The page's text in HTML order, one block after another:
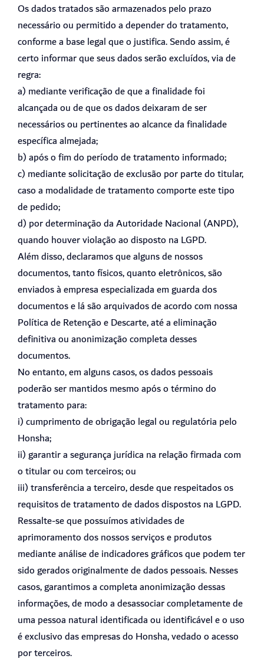
Os dados tratados são armazenados pelo prazo
necessário ou permitido a depender do tratamento,
conforme a base legal que o justifica. Sendo assim, é
certo informar que seus dados serão excluídos, via de
regra:
a) mediante verificação de que a finalidade foi
alcançada ou de que os dados deixaram de ser
necessários ou pertinentes ao alcance da finalidade
específica almejada;
b) após o fim do período de tratamento informado;
c) mediante solicitação de exclusão por parte do titular,
caso a modalidade de tratamento comporte este tipo
de pedido;
d) por determinação da Autoridade Nacional (ANPD),
quando houver violação ao disposto na LGPD.
Além disso, declaramos que alguns de nossos
documentos, tanto físicos, quanto eletrônicos, são
enviados à empresa especializada em guarda dos
documentos e lá são arquivados de acordo com nossa
Política de Retenção e Descarte, até a eliminação
definitiva ou anonimização completa desses
documentos.
No entanto, em alguns casos, os dados pessoais
poderão ser mantidos mesmo após o término do
tratamento para:
i) cumprimento de obrigação legal ou regulatória pelo
Honsha;
ii) garantir a segurança jurídica na relação firmada com
o titular ou com terceiros; ou
iii) transferência a terceiro, desde que respeitados os
requisitos de tratamento de dados dispostos na LGPD.
Ressalte-se que possuímos atividades de
aprimoramento dos nossos serviços e produtos
mediante análise de indicadores gráficos que podem ter
sido gerados originalmente de dados pessoais. Nesses
casos, garantimos a completa anonimização dessas
informações, de modo a desassociar completamente de
uma pessoa natural identificada ou identificável e o uso
é exclusivo das empresas do Honsha, vedado o acesso
por terceiros.